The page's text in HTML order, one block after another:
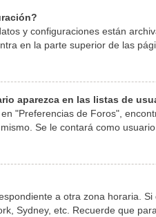
y configuraciones están
en la parte superior de las
aparezca en las listas de
"Preferencias de Foros",
Se le contará como
a otra zona horaria.
Sydney, etc. Recuerde que